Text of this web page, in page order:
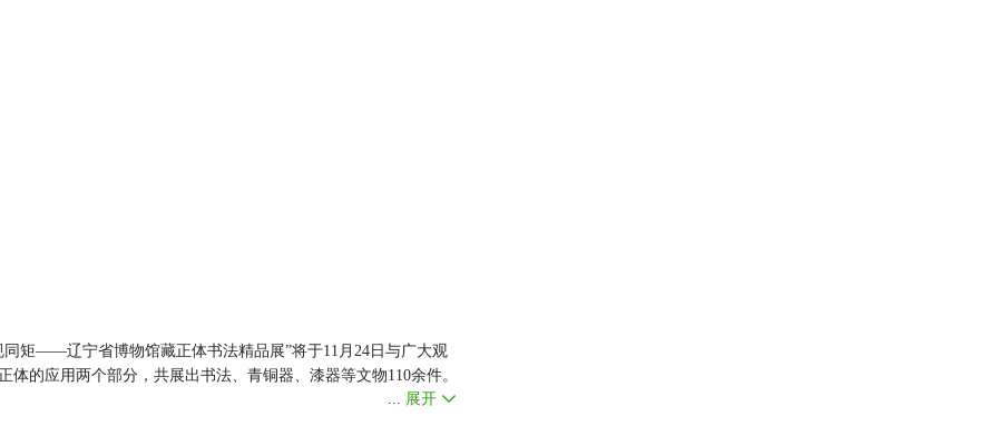
矩——辽宁省博物馆藏正体书法精品展”将于11月24日与广大观
的应用两个部分，共展出书法、青铜器、漆器等文物110余件。
... 展开